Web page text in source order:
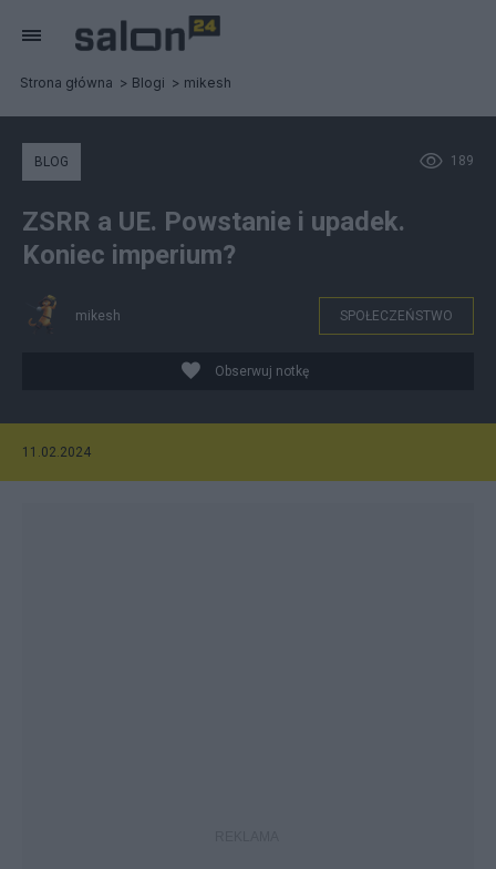
Strona główna Blogi mikesh
189
BLOG
ZSRR a UE. Powstanie i upadek.
Koniec imperium?
mikesh SPOŁECZEŃSTWO
Obserwuj notkę
11.02.2024